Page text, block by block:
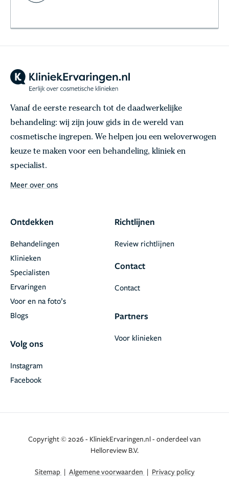
Vanaf de eerste research tot de daadwerkelijke
behandeling: wij zijn jouw gids in de wereld van
cosmetische ingrepen. We helpen jou een weloverwogen
keuze te maken voor een behandeling, kliniek en
specialist.
Meer over ons
Ontdekken
Behandelingen
Klinieken
Specialisten
Ervaringen
Voor en na foto’s
Blogs
Volg ons
Facebook
Instagram
Richtlijnen
Review richtlijnen
Contact
Contact
Partners
Voor klinieken
Copyright © 2026 - KliniekErvaringen.nl - onderdeel van
Helloreview B.V.
Sitemap | Algemene voorwaarden | Privacy policy